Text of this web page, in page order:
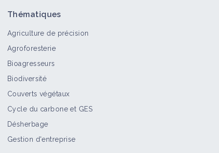
Thématiques
Agriculture de précision
Agroforesterie
Bioagresseurs
Biodiversité
Couverts végétaux
Cycle du carbone et GES
Désherbage
Gestion d'entreprise